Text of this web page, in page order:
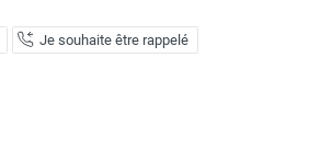
Je souhaite être rappelé